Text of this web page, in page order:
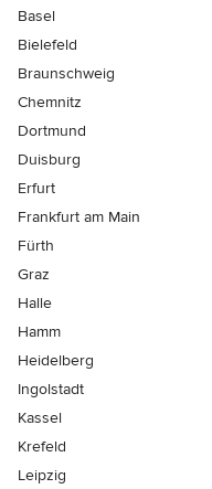
Basel
Bielefeld
Braunschweig
Chemnitz
Dortmund
Duisburg
Erfurt
Frankfurt am Main
Fürth
Graz
Halle
Hamm
Heidelberg
Ingolstadt
Kassel
Krefeld
Leipzig